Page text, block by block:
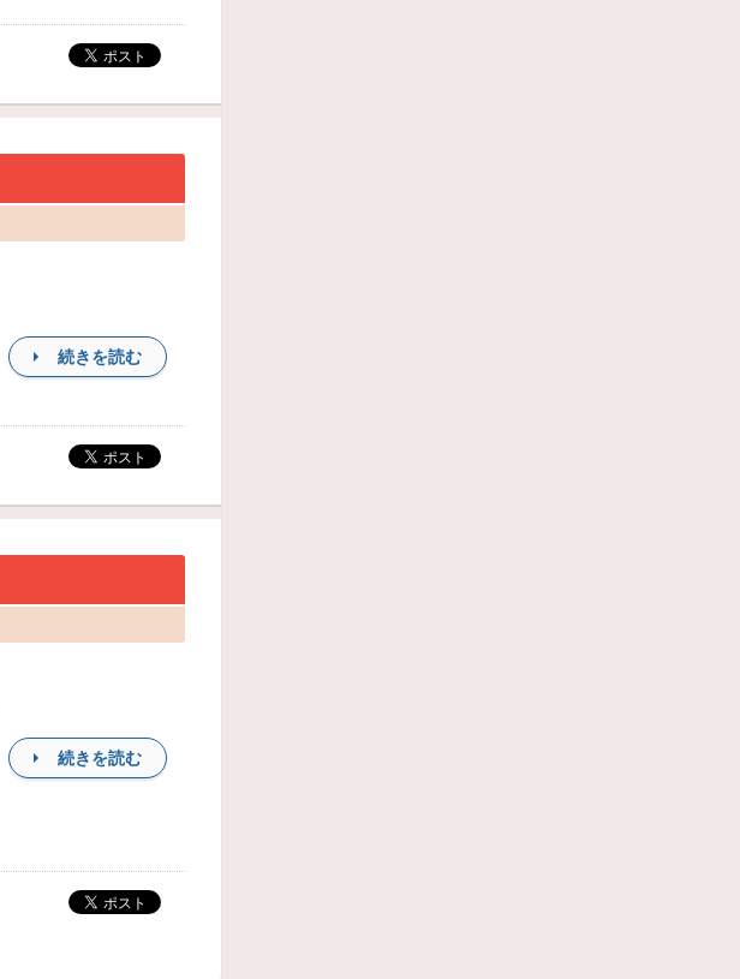
続きを読む
続きを読む